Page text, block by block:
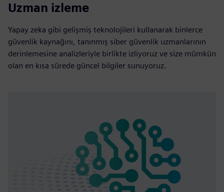
Uzman izleme
Yapay zeka gibi gelişmiş teknolojileri kullanarak binlerce
güvenlik kaynağını, tanınmış siber güvenlik uzmanlarının
derinlemesine analizleriyle birlikte izliyoruz ve size mümkün
olan en kısa sürede güncel bilgiler sunuyoruz.